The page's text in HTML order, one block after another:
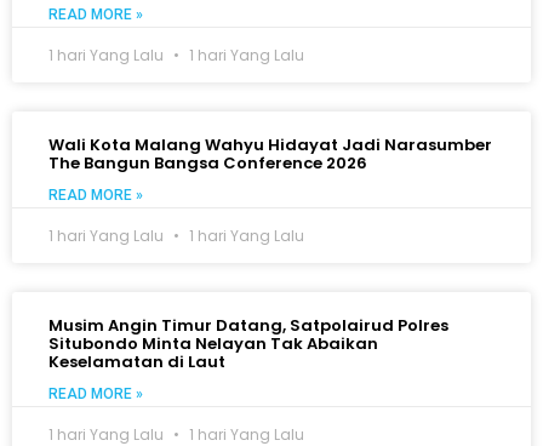
READ MORE »
1 hari Yang Lalu 1 hari Yang Lalu
Wali Kota Malang Wahyu Hidayat Jadi Narasumber
The Bangun Bangsa Conference 2026
READ MORE »
1 hari Yang Lalu 1 hari Yang Lalu
Musim Angin Timur Datang, Satpolairud Polres
Situbondo Minta Nelayan Tak Abaikan
Keselamatan di Laut
READ MORE »
1 hari Yang Lalu 1 hari Yang Lalu